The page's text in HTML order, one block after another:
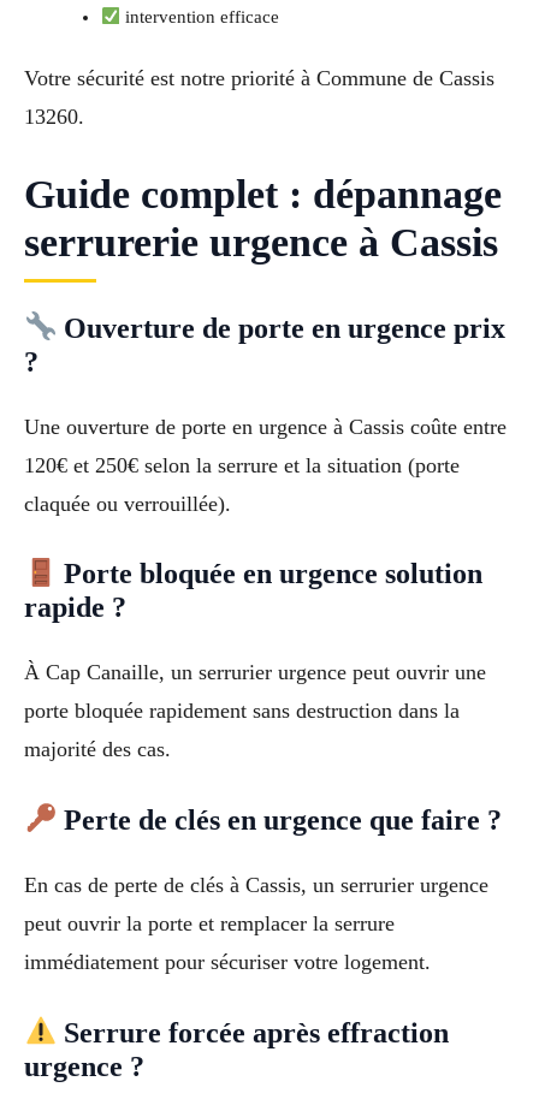
intervention efficace
Votre sécurité est notre priorité à Commune de Cassis
13260.
Guide complet : dépannage
serrurerie urgence à Cassis
Ouverture de porte en urgence prix
?
Une ouverture de porte en urgence à Cassis coûte entre
120€ et 250€ selon la serrure et la situation (porte
claquée ou verrouillée).
Porte bloquée en urgence solution
rapide ?
À Cap Canaille, un serrurier urgence peut ouvrir une
porte bloquée rapidement sans destruction dans la
majorité des cas.
Perte de clés en urgence que faire ?
En cas de perte de clés à Cassis, un serrurier urgence
peut ouvrir la porte et remplacer la serrure
immédiatement pour sécuriser votre logement.
Serrure forcée après effraction
urgence ?